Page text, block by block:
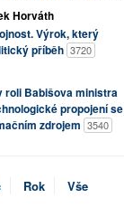
Horváth
Výrok, který
příběh 3720
roli Babišova ministra
propojení se
zdrojem 3540
Rok Vše